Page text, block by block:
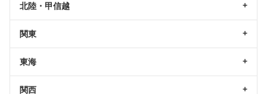
北陸・甲信越
関東
東海
関西